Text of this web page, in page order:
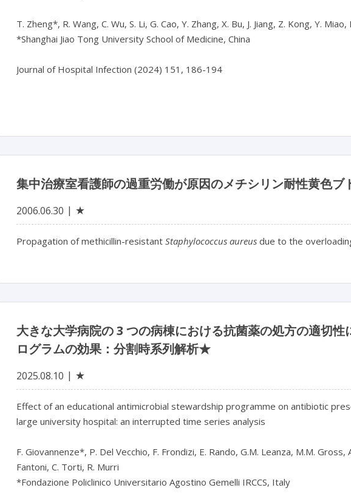
T. Zheng*, R. Wang, C. Wu, S. Li, G. Cao, Y. Zhang, X. Bu, J. Jiang, Z. Kong, Y.
*Shanghai Jiao Tong University School of Medicine, China
Journal of Hospital Infection (2024) 151, 186-194
集中治療室看護師の過重労働が原因のメチシリン耐性黄色
2006.06.30 ★
Propagation of methicillin-resistant Staphylococcus aureus due to the
大きな大学病院の 3 つの病棟における抗菌薬の処方の適切
ログラムの効果：分割時系列解析★
2025.08.10 ★
Effect of an educational antimicrobial stewardship programme on antibiotic
large university hospital: an interrupted time series analysis
F. Giovannenze*, P. Del Vecchio, F. Frondizi, E. Rando, G.M. Leanza, M.M.
Fantoni, C. Torti, R. Murri
*Fondazione Policlinico Universitario Agostino Gemelli IRCCS, Italy